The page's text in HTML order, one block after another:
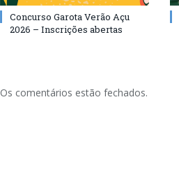
Concurso Garota Verão Açu
2026 – Inscrições abertas
Os comentários estão fechados.